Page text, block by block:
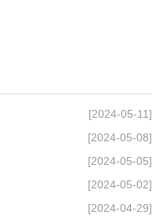
[2024-05-11]
[2024-05-08]
[2024-05-05]
[2024-05-02]
[2024-04-29]